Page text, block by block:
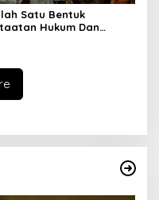
Satu Bentuk
Hukum Dan